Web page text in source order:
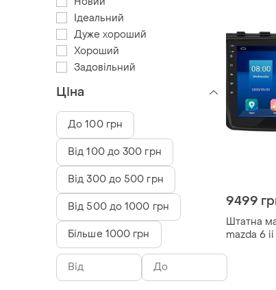
9499
Штатна
mazda 6
мазда
Ідеальний
Дуже хороший
Хороший
Задовільний
Ціна
До 100 грн
Від 100 до 300 грн
Від 300 до 500 грн
Від 500 до 1000 грн
Більше 1000 грн